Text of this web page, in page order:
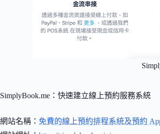
SimplyBook.me：快速建立線上預約服務系統
網站名稱： 免費的線上預約排程系統及預約